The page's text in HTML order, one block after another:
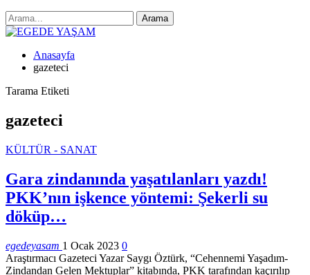
Anasayfa
gazeteci
Tarama Etiketi
gazeteci
KÜLTÜR - SANAT
Gara zindanında yaşatılanları yazdı!
PKK’nın işkence yöntemi: Şekerli su
döküp…
egedeyasam 1 Ocak 2023 0
Araştırmacı Gazeteci Yazar Saygı Öztürk, “Cehennemi Yaşadım-
Zindandan Gelen Mektuplar” kitabında, PKK tarafından kaçırılıp